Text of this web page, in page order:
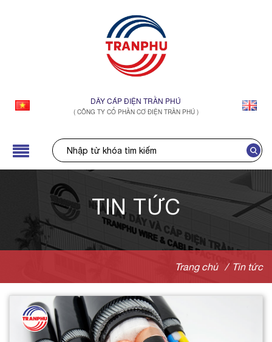
DÂY CÁP ĐIỆN TRẦN PHÚ
( CÔNG TY CỔ PHẦN CƠ ĐIỆN TRẦN PHÚ )
TIN TỨC
Trang chủ / Tin tức